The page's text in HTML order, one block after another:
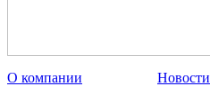
О компании Новости